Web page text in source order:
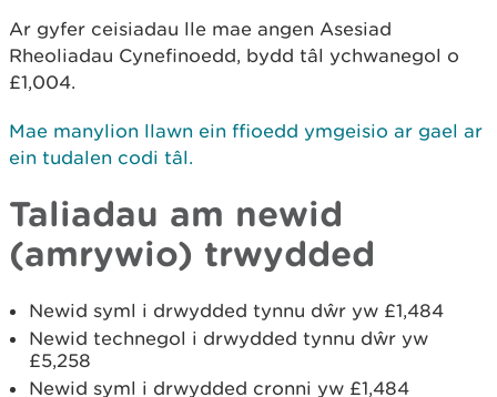
Ar gyfer ceisiadau lle mae angen Asesiad
Rheoliadau Cynefinoedd, bydd tâl ychwanegol o
£1,004.
Mae manylion llawn ein ffioedd ymgeisio ar gael ar
ein tudalen codi tâl.
Taliadau am newid
(amrywio) trwydded
Newid syml i drwydded tynnu dŵr yw £1,484
Newid technegol i drwydded tynnu dŵr yw
£5,258
Newid syml i drwydded cronni yw £1,484